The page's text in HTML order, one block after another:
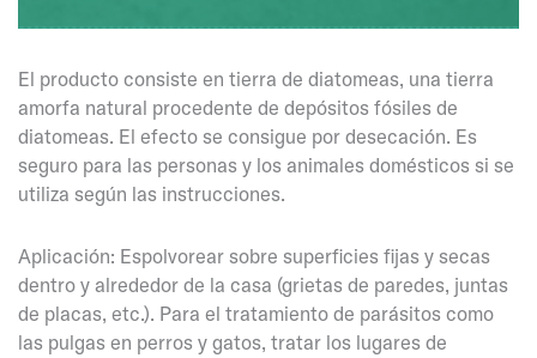
El producto consiste en tierra de diatomeas, una tierra
amorfa natural procedente de depósitos fósiles de
diatomeas. El efecto se consigue por desecación. Es
seguro para las personas y los animales domésticos si se
utiliza según las instrucciones.
Aplicación: Espolvorear sobre superficies fijas y secas
dentro y alrededor de la casa (grietas de paredes, juntas
de placas, etc.). Para el tratamiento de parásitos como
las pulgas en perros y gatos, tratar los lugares de